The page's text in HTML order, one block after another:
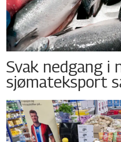
Svak nedgang i
sjømateksport